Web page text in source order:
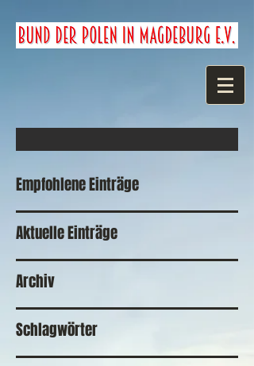
Empfohlene Einträge
Aktuelle Einträge
Archiv
Schlagwörter